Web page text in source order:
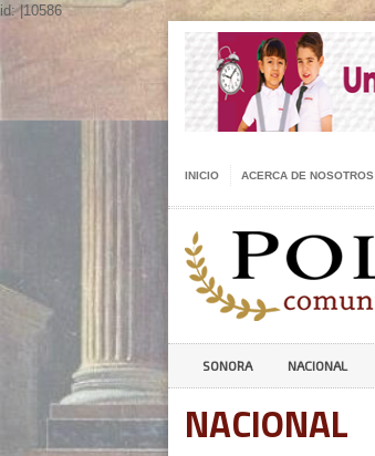
id: |10586
INICIO ACERCA DE NOSOTROS
SONORA NACIONAL
NACIONAL